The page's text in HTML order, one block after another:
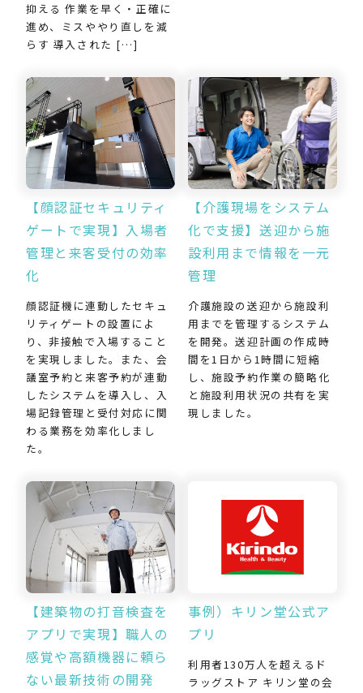
抑える 作業を早く・正確に
進め、ミスややり直しを減
らす 導入された […]
【顔認証セキュリティ
ゲートで実現】入場者
管理と来客受付の効率
化
顔認証機に連動したセキュ
リティゲートの設置によ
り、非接触で入場すること
を実現しました。また、会
議室予約と来客予約が連動
したシステムを導入し、入
場記録管理と受付対応に関
わる業務を効率化しまし
た。
【介護現場をシステム
化で支援】送迎から施
設利用まで情報を一元
管理
介護施設の送迎から施設利
用までを管理するシステム
を開発。送迎計画の作成時
間を1日から1時間に短縮
し、施設予約作業の簡略化
と施設利用状況の共有を実
現しました。
【建築物の打音検査を
アプリで実現】職人の
感覚や高額機器に頼ら
ない最新技術の開発
事例）キリン堂公式ア
プリ
利用者130万人を超えるド
ラッグストア キリン堂の会